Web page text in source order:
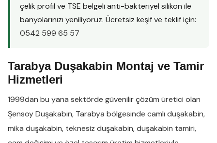
çelik profil ve TSE belgeli anti-bakteriyel silikon ile
banyolarınızı yeniliyoruz. Ücretsiz keşif ve teklif için:
0542 599 65 57
Tarabya Duşakabin Montaj ve Tamir
Hizmetleri
1999dan bu yana sektörde güvenilir çözüm üretici olan
Şensoy Duşakabin, Tarabya bölgesinde camlı duşakabin,
mika duşakabin, teknesiz duşakabin,duşakabin tamiri,